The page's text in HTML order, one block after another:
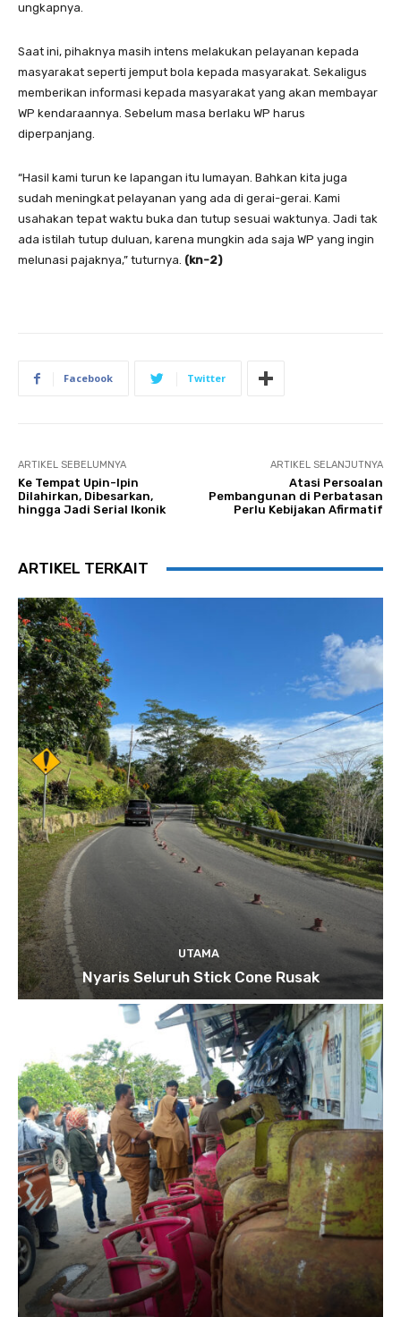
ungkapnya.
Saat ini, pihaknya masih intens melakukan pelayanan kepada
masyarakat seperti jemput bola kepada masyarakat. Sekaligus
memberikan informasi kepada masyarakat yang akan membayar
WP kendaraannya. Sebelum masa berlaku WP harus
diperpanjang.
“Hasil kami turun ke lapangan itu lumayan. Bahkan kita juga
sudah meningkat pelayanan yang ada di gerai-gerai. Kami
usahakan tepat waktu buka dan tutup sesuai waktunya. Jadi tak
ada istilah tutup duluan, karena mungkin ada saja WP yang ingin
melunasi pajaknya,” tuturnya. (kn-2)
Facebook Twitter
ARTIKEL SEBELUMNYA
Ke Tempat Upin-Ipin
Dilahirkan, Dibesarkan,
hingga Jadi Serial Ikonik
ARTIKEL SELANJUTNYA
Atasi Persoalan
Pembangunan di Perbatasan
Perlu Kebijakan Afirmatif
ARTIKEL TERKAIT
UTAMA
Nyaris Seluruh Stick Cone Rusak